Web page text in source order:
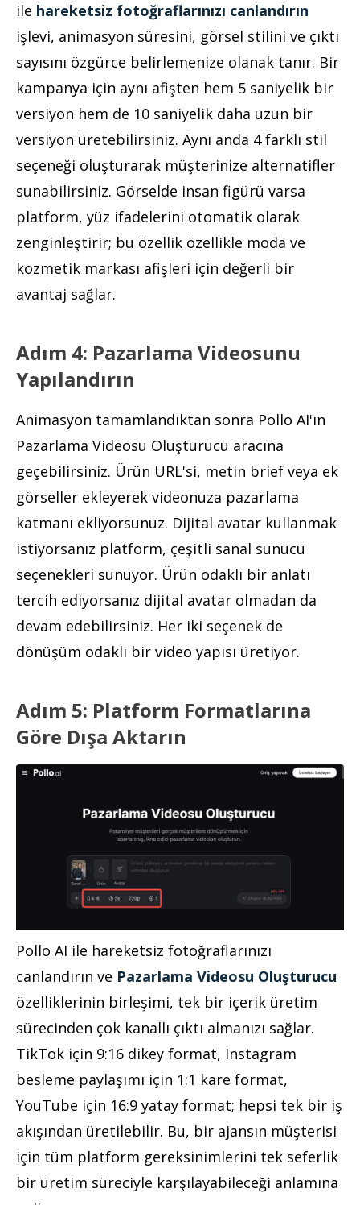
ile hareketsiz fotoğraflarınızı canlandırın
işlevi, animasyon süresini, görsel stilini ve çıktı
sayısını özgürce belirlemenize olanak tanır. Bir
kampanya için aynı afişten hem 5 saniyelik bir
versiyon hem de 10 saniyelik daha uzun bir
versiyon üretebilirsiniz. Aynı anda 4 farklı stil
seçeneği oluşturarak müşterinize alternatifler
sunabilirsiniz. Görselde insan figürü varsa
platform, yüz ifadelerini otomatik olarak
zenginleştirir; bu özellik özellikle moda ve
kozmetik markası afişleri için değerli bir
avantaj sağlar.
Adım 4: Pazarlama Videosunu
Yapılandırın
Animasyon tamamlandıktan sonra Pollo AI'ın
Pazarlama Videosu Oluşturucu aracına
geçebilirsiniz. Ürün URL'si, metin brief veya ek
görseller ekleyerek videonuza pazarlama
katmanı ekliyorsunuz. Dijital avatar kullanmak
istiyorsanız platform, çeşitli sanal sunucu
seçenekleri sunuyor. Ürün odaklı bir anlatı
tercih ediyorsanız dijital avatar olmadan da
devam edebilirsiniz. Her iki seçenek de
dönüşüm odaklı bir video yapısı üretiyor.
Adım 5: Platform Formatlarına
Göre Dışa Aktarın
Pollo AI ile hareketsiz fotoğraflarınızı
canlandırın ve Pazarlama Videosu Oluşturucu
özelliklerinin birleşimi, tek bir içerik üretim
sürecinden çok kanallı çıktı almanızı sağlar.
TikTok için 9:16 dikey format, Instagram
besleme paylaşımı için 1:1 kare format,
YouTube için 16:9 yatay format; hepsi tek bir iş
akışından üretilebilir. Bu, bir ajansın müşterisi
için tüm platform gereksinimlerini tek seferlik
bir üretim süreciyle karşılayabileceği anlamına